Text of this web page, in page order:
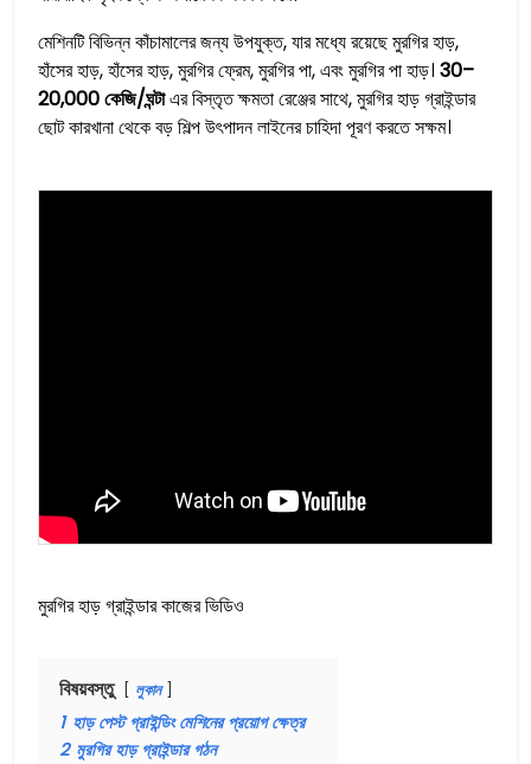
মেশিনটি বিভিন্ন কাঁচামালের জন্য উপযুক্ত, যার মধ্যে রয়েছে মুরগির হাড়,
হাঁসের হাড়, হাঁসের হাড়, মুরগির ফ্রেম, মুরগির পা, এবং মুরগির পা হাড়। 30–
20,000 কেজি/ঘন্টাএর বিস্তৃত ক্ষমতা রেঞ্জের সাথে, মুরগির হাড় গ্রাইন্ডার
ছোট কারখানা থেকে বড় শিল্প উৎপাদন লাইনের চাহিদা পূরণ করতে সক্ষম।
মুরগির হাড় গ্রাইন্ডার কাজের ভিডিও
বিষয়বস্তু লুকান
1 হাড় পেস্ট গ্রাইন্ডিং মেশিনের প্রয়োগ ক্ষেত্র
2 মুরগির হাড় গ্রাইন্ডার গঠন